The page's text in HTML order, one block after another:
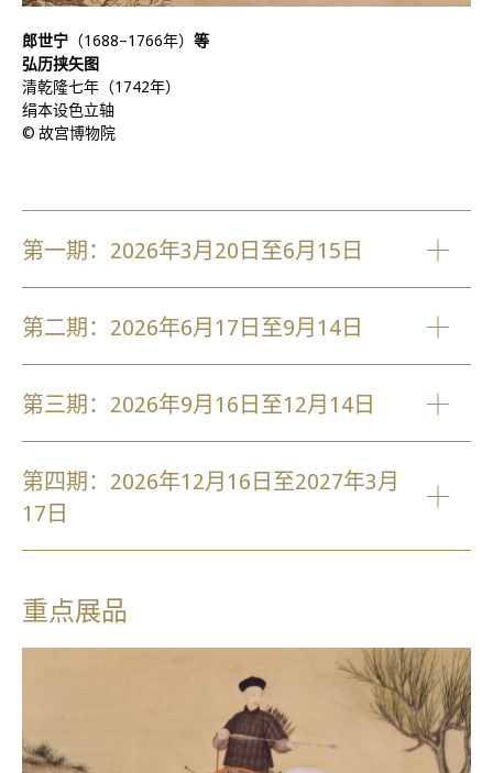
郎世宁 （1688–1766年） 等
弘历挟矢图
清乾隆七年（1742年）
绢本设色立轴
© 故宫博物院
第一期：2026年3月20日至6月15日
第二期：2026年6月17日至9月14日
第三期：2026年9月16日至12月14日
第四期：2026年12月16日至2027年3月
17日
重点展品